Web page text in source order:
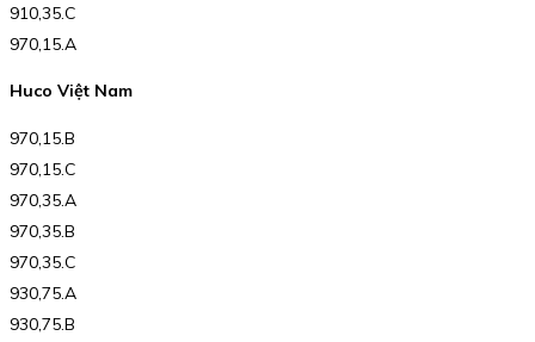
910,35.C
970,15.A
Huco Việt Nam
970,15.B
970,15.C
970,35.A
970,35.B
970,35.C
930,75.A
930,75.B